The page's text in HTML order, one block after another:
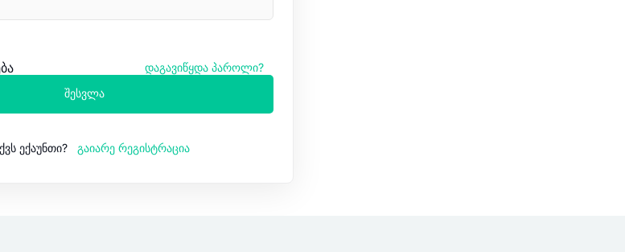
დაგავიწყდა პაროლი?
შესვლა
ექაუნთი? გაიარე რეგისტრაცია